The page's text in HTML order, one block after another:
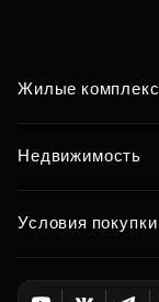
Жилые
Недвижимость
Условия покупки